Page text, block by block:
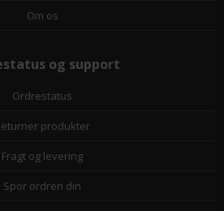
Om os
og support
Ordrestatus
produkter
Fragt og levering
Spor ordren din